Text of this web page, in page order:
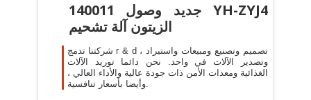
140011 جديد وصول YH-ZYJ4
الزيتون آلة تشحيم
شركتنا تدمج r & d ، تصميم وتصنيع ومبيعات واستيراد
وتصدير الآلات في واحد. نحن دائما توريد الآلات
الغذائية ومعدات الأمن ذات جودة عالية والأداء العالي ،
وأيضا بأسعار تنافسية.